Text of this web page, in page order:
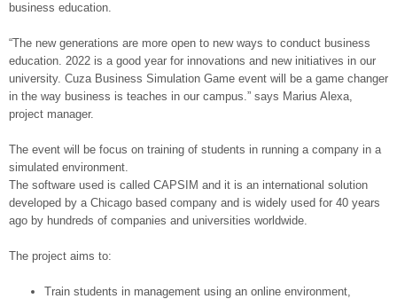
business education.
“The new generations are more open to new ways to conduct business
education. 2022 is a good year for innovations and new initiatives in our
university. Cuza Business Simulation Game event will be a game changer
in the way business is teaches in our campus.” says Marius Alexa,
project manager.
The event will be focus on training of students in running a company in a
simulated environment.
The software used is called CAPSIM and it is an international solution
developed by a Chicago based company and is widely used for 40 years
ago by hundreds of companies and universities worldwide.
The project aims to:
Train students in management using an online environment,